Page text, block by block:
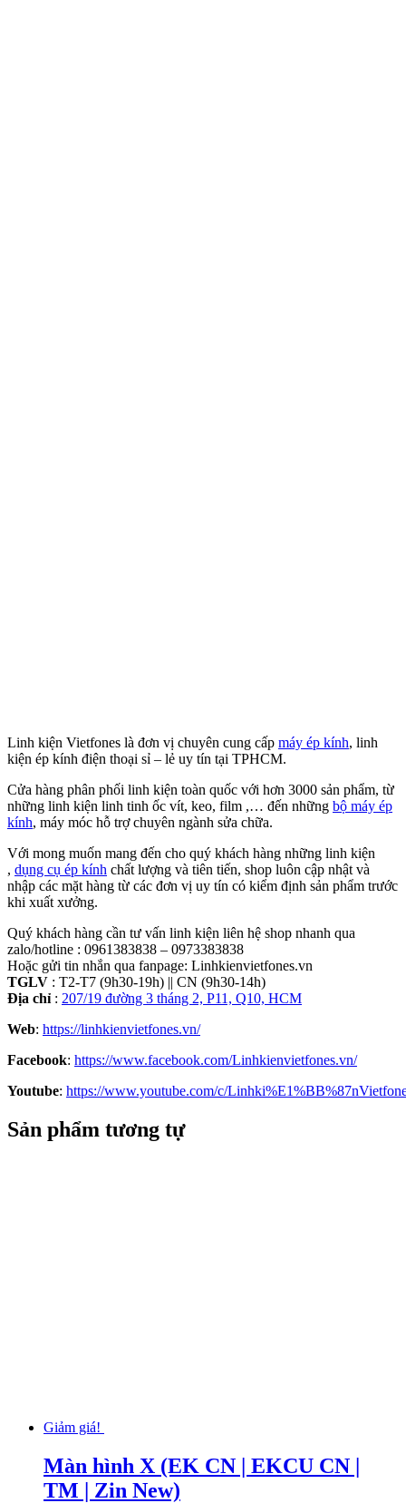
Linh kiện Vietfones là đơn vị chuyên cung cấp máy ép kính, linh
kiện ép kính điện thoại sỉ – lẻ uy tín tại TPHCM.
Cửa hàng phân phối linh kiện toàn quốc với hơn 3000 sản phẩm, từ
những linh kiện linh tinh ốc vít, keo, film ,… đến những bộ máy ép
kính, máy móc hỗ trợ chuyên ngành sửa chữa.
Với mong muốn mang đến cho quý khách hàng những linh kiện
, dụng cụ ép kính chất lượng và tiên tiến, shop luôn cập nhật và
nhập các mặt hàng từ các đơn vị uy tín có kiểm định sản phẩm trước
khi xuất xưởng.
Quý khách hàng cần tư vấn linh kiện liên hệ shop nhanh qua
zalo/hotline : 0961383838 – 0973383838
Hoặc gửi tin nhắn qua fanpage: Linhkienvietfones.vn
TGLV : T2-T7 (9h30-19h) || CN (9h30-14h)
Địa chỉ : 207/19 đường 3 tháng 2, P11, Q10, HCM
Web: https://linhkienvietfones.vn/
Facebook: https://www.facebook.com/Linhkienvietfones.vn/
Youtube: https://www.youtube.com/c/
Sản phẩm tương tự
Giảm giá!
Màn hình X (EK CN | EKCU CN |
TM | Zin New)